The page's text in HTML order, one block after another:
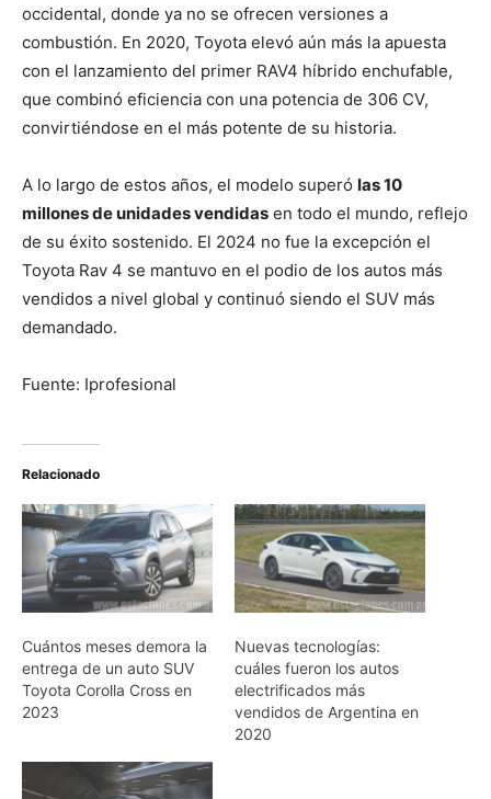
occidental, donde ya no se ofrecen versiones a
combustión. En 2020, Toyota elevó aún más la apuesta
con el lanzamiento del primer RAV4 híbrido enchufable,
que combinó eficiencia con una potencia de 306 CV,
convirtiéndose en el más potente de su historia.
A lo largo de estos años, el modelo superó las 10
millones de unidades vendidas en todo el mundo, reflejo
de su éxito sostenido. El 2024 no fue la excepción el
Toyota Rav 4 se mantuvo en el podio de los autos más
vendidos a nivel global y continuó siendo el SUV más
demandado.
Fuente: Iprofesional
Relacionado
Cuántos meses demora la
entrega de un auto SUV
Toyota Corolla Cross en
2023
Nuevas tecnologías:
cuáles fueron los autos
electrificados más
vendidos de Argentina en
2020